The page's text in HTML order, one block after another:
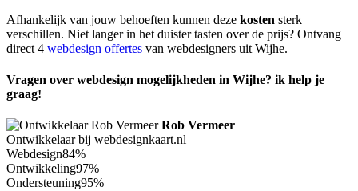
Afhankelijk van jouw behoeften kunnen deze kosten sterk
verschillen. Niet langer in het duister tasten over de prijs? Ontvang
direct 4 webdesign offertes van webdesigners uit Wijhe.
Vragen over webdesign mogelijkheden in Wijhe? ik help je
graag!
Rob Vermeer
Ontwikkelaar bij webdesignkaart.nl
Webdesign84%
Ontwikkeling97%
Ondersteuning95%